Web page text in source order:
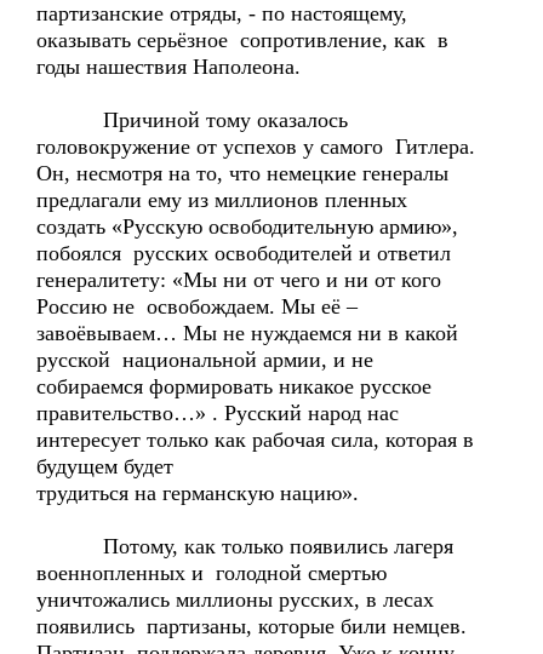
партизанские отряды, - по настоящему,
оказывать серьёзное сопротивление, как в
годы нашествия Наполеона.
Причиной тому оказалось
головокружение от успехов у самого Гитлера.
Он, несмотря на то, что немецкие генералы
предлагали ему из миллионов пленных
создать «Русскую освободительную армию»,
побоялся русских освободителей и ответил
генералитету: «Мы ни от чего и ни от кого
Россию не освобождаем. Мы её –
завоёвываем… Мы не нуждаемся ни в какой
русской национальной армии, и не
собираемся формировать никакое русское
правительство…» . Русский народ нас
интересует только как рабочая сила, которая в
будущем будет
трудиться на германскую нацию».
Потому, как только появились лагеря
военнопленных и голодной смертью
уничтожались миллионы русских, в лесах
появились партизаны, которые били немцев.